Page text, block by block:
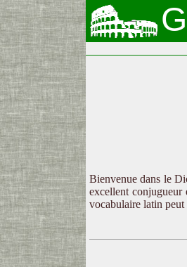
Bienvenue dans le
excellent conjugueur
vocabulaire latin peut